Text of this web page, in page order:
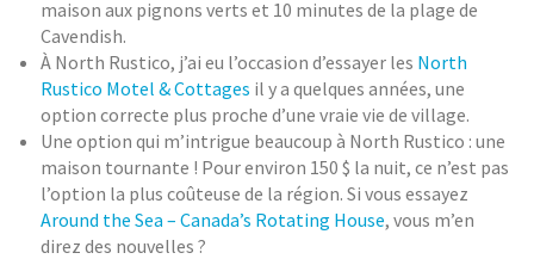
maison aux pignons verts et 10 minutes de la plage de
Cavendish.
À North Rustico, j’ai eu l’occasion d’essayer les North
Rustico Motel & Cottages il y a quelques années, une
option correcte plus proche d’une vraie vie de village.
Une option qui m’intrigue beaucoup à North Rustico : une
maison tournante ! Pour environ 150 $ la nuit, ce n’est pas
l’option la plus coûteuse de la région. Si vous essayez
Around the Sea – Canada’s Rotating House, vous m’en
direz des nouvelles ?